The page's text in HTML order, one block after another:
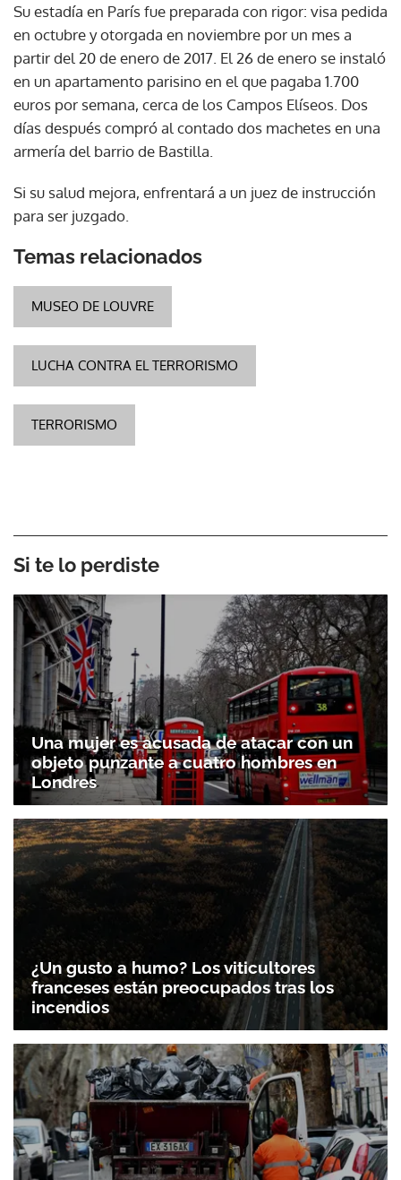
Su estadía en París fue preparada con rigor: visa pedida
en octubre y otorgada en noviembre por un mes a
partir del 20 de enero de 2017. El 26 de enero se instaló
en un apartamento parisino en el que pagaba 1.700
euros por semana, cerca de los Campos Elíseos. Dos
días después compró al contado dos machetes en una
armería del barrio de Bastilla.
Si su salud mejora, enfrentará a un juez de instrucción
para ser juzgado.
Temas relacionados
MUSEO DE LOUVRE
LUCHA CONTRA EL TERRORISMO
TERRORISMO
Si te lo perdiste
Una mujer es acusada de atacar con un
objeto punzante a cuatro hombres en
Londres
¿Un gusto a humo? Los viticultores
franceses están preocupados tras los
incendios